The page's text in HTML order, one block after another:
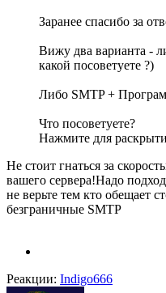
Заранее спасибо за
Вижу два варианта -
какой посоветуете ?)
Либо SMTP +
Что посоветуете?
Нажмите для
Не стоит гнаться за
вашего сервера!Надо
не верьте тем кто обещает
безграничные SMTP
Реакции: Indigo666